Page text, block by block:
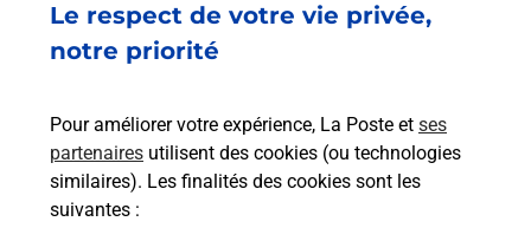
Le respect de votre vie privée,
notre priorité
Pour améliorer votre expérience, La Poste et ses
partenaires utilisent des cookies (ou technologies
similaires). Les finalités des cookies sont les
suivantes :
La Poste
en ligne
Ouvert 24h/24
En savoir plus